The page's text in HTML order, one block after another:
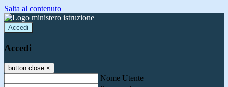
Salta al contenuto
Accedi
Accedi
button close ×
Nome Utente